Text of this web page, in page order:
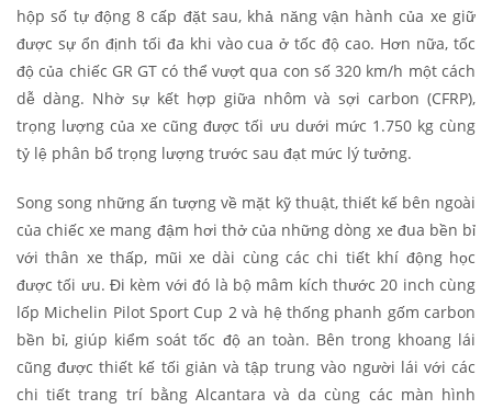
hộp số tự động 8 cấp đặt sau, khả năng vận hành của xe giữ
được sự ổn định tối đa khi vào cua ở tốc độ cao. Hơn nữa, tốc
độ của chiếc GR GT có thể vượt qua con số 320 km/h một cách
dễ dàng. Nhờ sự kết hợp giữa nhôm và sợi carbon (CFRP),
trọng lượng của xe cũng được tối ưu dưới mức 1.750 kg cùng
tỷ lệ phân bổ trọng lượng trước sau đạt mức lý tưởng.
Song song những ấn tượng về mặt kỹ thuật, thiết kế bên ngoài
của chiếc xe mang đậm hơi thở của những dòng xe đua bền bỉ
với thân xe thấp, mũi xe dài cùng các chi tiết khí động học
được tối ưu. Đi kèm với đó là bộ mâm kích thước 20 inch cùng
lốp Michelin Pilot Sport Cup 2 và hệ thống phanh gốm carbon
bền bỉ, giúp kiểm soát tốc độ an toàn. Bên trong khoang lái
cũng được thiết kế tối giản và tập trung vào người lái với các
chi tiết trang trí bằng Alcantara và da cùng các màn hình